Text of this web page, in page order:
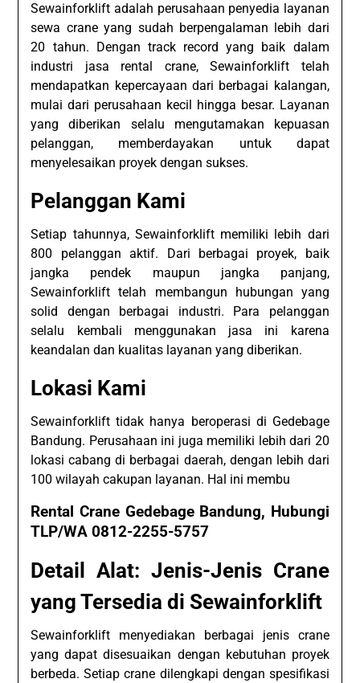
Sewainforklift adalah perusahaan penyedia layanan
sewa crane yang sudah berpengalaman lebih dari
20 tahun. Dengan track record yang baik dalam
industri jasa rental crane, Sewainforklift telah
mendapatkan kepercayaan dari berbagai kalangan,
mulai dari perusahaan kecil hingga besar. Layanan
yang diberikan selalu mengutamakan kepuasan
pelanggan, memberdayakan untuk dapat
menyelesaikan proyek dengan sukses.
Pelanggan Kami
Setiap tahunnya, Sewainforklift memiliki lebih dari
800 pelanggan aktif. Dari berbagai proyek, baik
jangka pendek maupun jangka panjang,
Sewainforklift telah membangun hubungan yang
solid dengan berbagai industri. Para pelanggan
selalu kembali menggunakan jasa ini karena
keandalan dan kualitas layanan yang diberikan.
Lokasi Kami
Sewainforklift tidak hanya beroperasi di Gedebage
Bandung. Perusahaan ini juga memiliki lebih dari 20
lokasi cabang di berbagai daerah, dengan lebih dari
100 wilayah cakupan layanan. Hal ini membu
Rental Crane Gedebage Bandung, Hubungi
TLP/WA 0812-2255-5757
Detail Alat: Jenis-Jenis Crane
yang Tersedia di Sewainforklift
Sewainforklift menyediakan berbagai jenis crane
yang dapat disesuaikan dengan kebutuhan proyek
berbeda. Setiap crane dilengkapi dengan spesifikasi